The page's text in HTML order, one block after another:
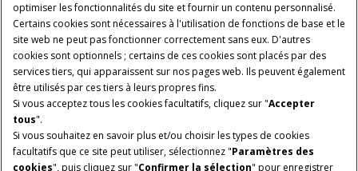
PARAMÈTRES ET PLUS D'INFORMATIONS
Avis juridiques
Avis de confidentialité
Conditions contractuelles
© 2026 CNH Industrial America LLC. All Rights Reserved. Case IH is a
trademark of CNH Industrial America LLC.
optimiser les fonctionnalités du site et fournir un contenu personnalisé.
Certains cookies sont nécessaires à l'utilisation de fonctions de base et le
site web ne peut pas fonctionner correctement sans eux. D'autres
cookies sont optionnels ; certains de ces cookies sont placés par des
services tiers, qui apparaissent sur nos pages web. Ils peuvent également
être utilisés par ces tiers à leurs propres fins.
Si vous acceptez tous les cookies facultatifs, cliquez sur "Accepter
tous".
Si vous souhaitez en savoir plus et/ou choisir les types de cookies
facultatifs que ce site peut utiliser, sélectionnez "Paramètres des
cookies", puis cliquez sur "Confirmer la sélection" pour enregistrer